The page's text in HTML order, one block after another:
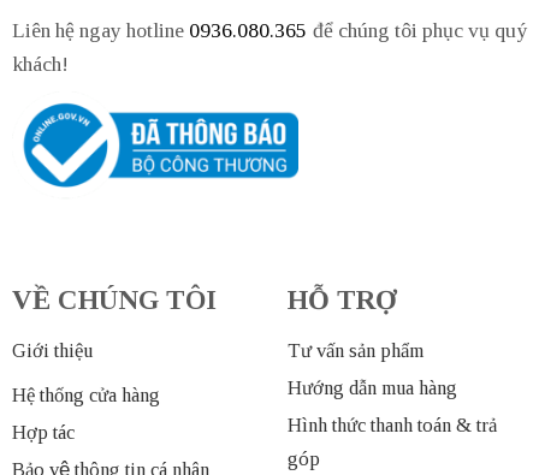
Liên hệ ngay hotline 0936.080.365 để chúng tôi phục vụ quý
khách!
VỀ CHÚNG TÔI
Giới thiệu
Hệ thống cửa hàng
Hợp tác
Bảo vệ thông tin cá nhân
HỖ TRỢ
Tư vấn sản phẩm
Hướng dẫn mua hàng
Hình thức thanh toán & trả
góp